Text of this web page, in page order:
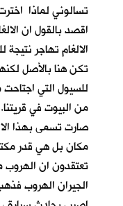
تسالوني لماذا
اقصد بالقول ان
الالغام تهاجر
تكن هنا بالأصل
للسيول التي
من البيوت في
صارت تسمى بهذا
مكان بل هي قدر
تعتقدون ان
الجيران الهروب